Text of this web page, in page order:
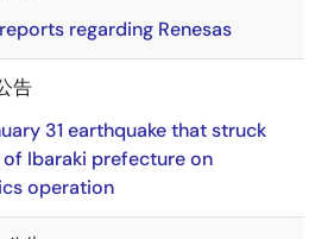
regarding Renesas
告
31 earthquake that struck
Ibaraki prefecture on
operation